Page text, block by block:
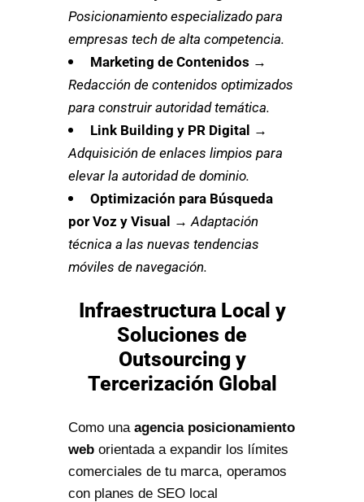
Posicionamiento especializado para
empresas tech de alta competencia.
Marketing de Contenidos →
Redacción de contenidos optimizados
para construir autoridad temática.
Link Building y PR Digital →
Adquisición de enlaces limpios para
elevar la autoridad de dominio.
Optimización para Búsqueda
por Voz y Visual →Adaptación
técnica a las nuevas tendencias
móviles de navegación.
Infraestructura Local y
Soluciones de
Outsourcing y
Tercerización Global
Como una agencia posicionamiento
web orientada a expandir los límites
comerciales de tu marca, operamos
con planes de SEO local